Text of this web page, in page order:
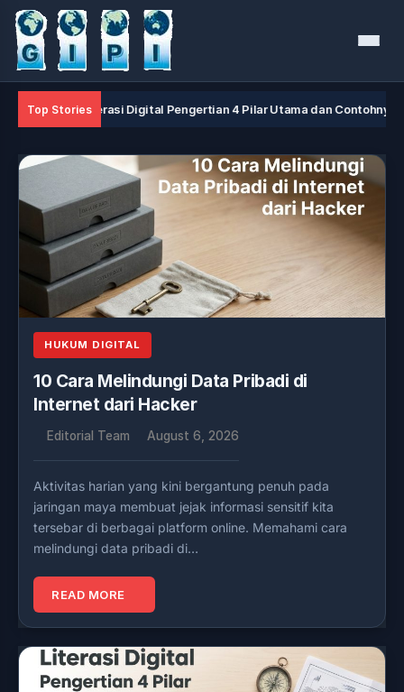
Menu
Top Stories
Literasi Digital Pengertian 4 Pilar Utama dan Contohnya
HUKUM DIGITAL
10 Cara Melindungi Data Pribadi di
Internet dari Hacker
Editorial Team August 6, 2026
Aktivitas harian yang kini bergantung penuh pada
jaringan maya membuat jejak informasi sensitif kita
tersebar di berbagai platform online. Memahami cara
melindungi data pribadi di…
READ MORE